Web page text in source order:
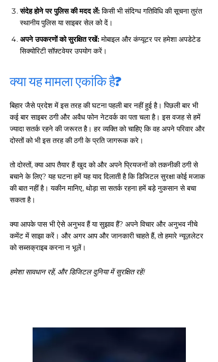
संदेह होने पर पुलिस की मदद लें:किसी भी संदिग्ध गतिविधि की सूचना तुरंत
स्थानीय पुलिस या साइबर सेल को दें।
अपने उपकरणों को सुरक्षित रखें:मोबाइल और कंप्यूटर पर हमेशा अपडेटेड
सिक्योरिटी सॉफ़्टवेयर उपयोग करें।
क्या यह मामला एकांकि है?
बिहार जैसे प्रदेश में इस तरह की घटना पहली बार नहीं हुई है। पिछली बार भी
कई बार साइबर ठगी और अवैध फोन नेटवर्क का पता चला है। इस वजह से हमें
ज्यादा सतर्क रहने की जरूरत है। हर व्यक्ति को चाहिए कि वह अपने परिवार और
दोस्तों को भी इस तरह की ठगी के प्रति जागरूक करे।
तो दोस्तों, क्या आप तैयार हैं खुद को और अपने प्रियजनों को तकनीकी ठगी से
बचाने के लिए? यह घटना हमें यह याद दिलाती है कि डिजिटल सुरक्षा कोई मजाक
की बात नहीं है। यकीन मानिए, थोड़ा सा सतर्क रहना हमें बड़े नुकसान से बचा
सकता है।
क्या आपके पास भी ऐसे अनुभव हैं या सुझाव हैं? अपने विचार और अनुभव नीचे
कमेंट में साझा करें। और अगर आप और जानकारी चाहते हैं, तो हमारे न्यूज़लेटर
को सब्सक्राइब करना न भूलें।
हमेशा सावधान रहें, और डिजिटल दुनिया में सुरक्षित रहें!